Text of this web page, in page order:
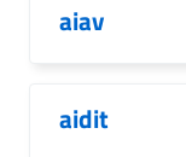
aiav
aidit